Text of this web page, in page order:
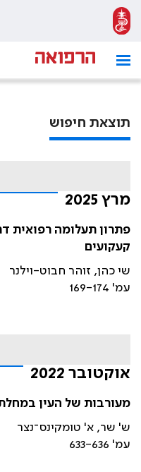
תוצאת חיפוש
מרץ 2025
פתרון תעלומה רפואית
קעקועים
שי כהן, זוהר חבוט-וילנר
עמ' 169-174
אוקטובר 2022
מעורבות של העין
ש' שר, א' טומקינס־נצר
עמ' 633-636